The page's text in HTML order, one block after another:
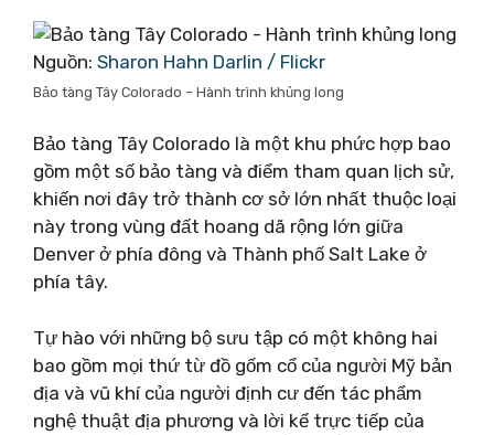
Nguồn: Sharon Hahn Darlin / Flickr
Bảo tàng Tây Colorado – Hành trình khủng long
Bảo tàng Tây Colorado là một khu phức hợp bao
gồm một số bảo tàng và điểm tham quan lịch sử,
khiến nơi đây trở thành cơ sở lớn nhất thuộc loại
này trong vùng đất hoang dã rộng lớn giữa
Denver ở phía đông và Thành phố Salt Lake ở
phía tây.
Tự hào với những bộ sưu tập có một không hai
bao gồm mọi thứ từ đồ gốm cổ của người Mỹ bản
địa và vũ khí của người định cư đến tác phẩm
nghệ thuật địa phương và lời kể trực tiếp của